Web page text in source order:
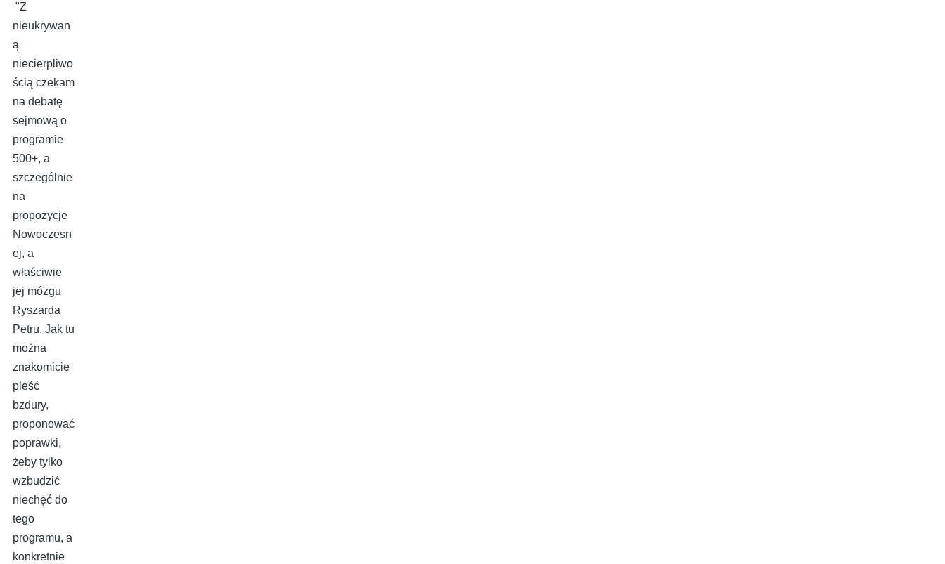
"Z
nieukrywan
ą
niecierpliwo
ścią czekam
na debatę
sejmową o
programie
500+, a
szczególnie
na
propozycje
Nowoczesn
ej, a
właściwie
jej mózgu
Ryszarda
Petru. Jak tu
można
znakomicie
pleść
bzdury,
proponować
poprawki,
żeby tylko
wzbudzić
niechęć do
tego
programu, a
konkretnie